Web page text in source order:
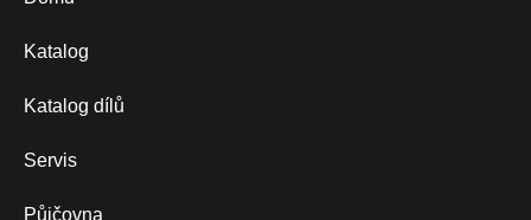
Katalog
Katalog dílů
Servis
Půjčovna